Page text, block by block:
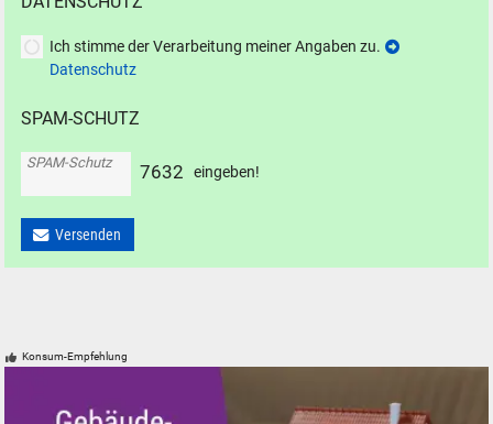
Ich stimme der Verarbeitung meiner Angaben zu.
Datenschutz
SPAM-SCHUTZ
SPAM-Schutz 7632 eingeben!
Versenden
Konsum-Empfehlung